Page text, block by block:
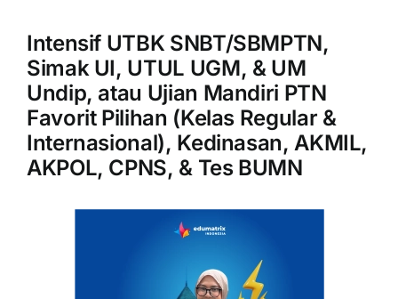
Intensif UTBK SNBT/SBMPTN,
Simak UI, UTUL UGM, & UM
Undip, atau Ujian Mandiri PTN
Favorit Pilihan (Kelas Regular &
Internasional), Kedinasan, AKMIL,
AKPOL, CPNS, & Tes BUMN